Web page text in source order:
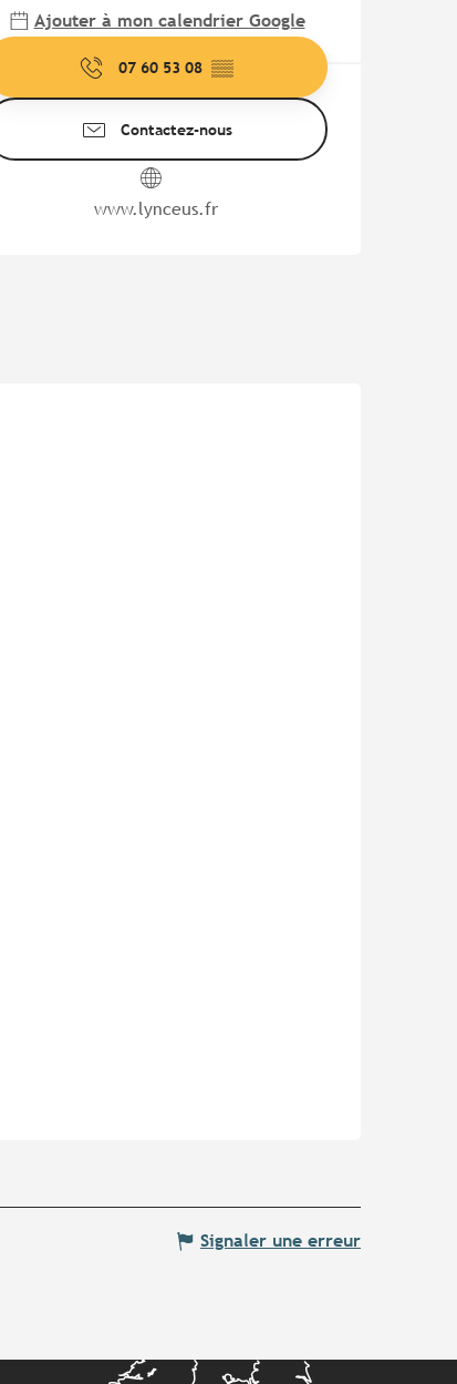
Ajouter à mon calendrier Google
07 60 53 08 ▒▒
Contactez-nous
www.lynceus.fr
Signaler une erreur